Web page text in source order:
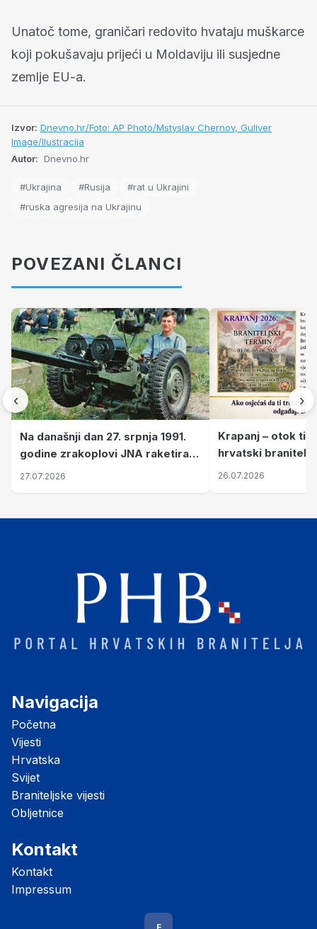
Unatoč tome, graničari redovito hvataju muškarce
koji pokušavaju prijeći u Moldaviju ili susjedne
zemlje EU-a.
Izvor: Dnevno.hr/Foto: AP Photo/Mstyslav Chernov, Guliver
Image/Ilustracija
Autor: Dnevno.hr
#Ukrajina #Rusija
#rat u Ukrajini
#ruska agresija na Ukrajinu
POVEZANI ČLANCI
‹
Na današnji dan 27. srpnja 1991.
godine zrakoplovi JNA raketirali
su vojarnu i obučni centar "Nikola
27.07.2026
Krapanj – otok
hrvatski branitelji
pronalaze mir
26.07.2026
›
Navigacija
Početna
Vijesti
Hrvatska
Svijet
Braniteljske vijesti
Obljetnice
Kontakt
Kontakt
Impressum